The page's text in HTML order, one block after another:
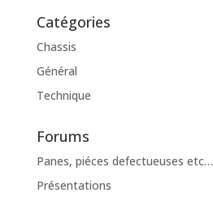
Catégories
Chassis
Général
Technique
Forums
Panes, piéces defectueuses etc…
Présentations